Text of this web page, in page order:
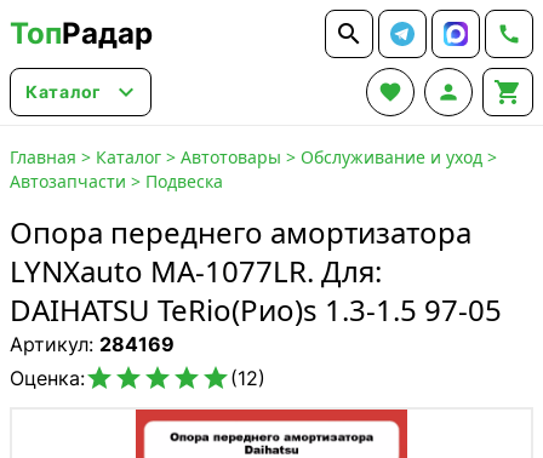
ТопРадар  
Каталог    
Главная > Каталог > Автотовары > Обслуживание и уход >
Автозапчасти > Подвеска
Опора переднего амортизатора
LYNXauto MA-1077LR. Для:
DAIHATSU TeRio(Рио)s 1.3-1.5 97-05
Артикул: 284169
Оценка:(12)